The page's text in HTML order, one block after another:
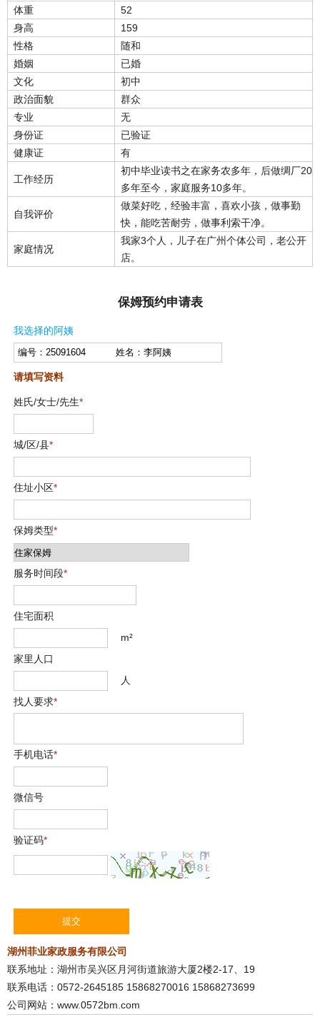
体重
52
身高
159
性格
随和
婚姻
已婚
文化
初中
政治面貌
群众
专业
无
身份证
已验证
健康证
有
工作经历
初中毕业读书之在家务农多年，后做绸厂20
多年至今，家庭服务10多年。
自我评价
做菜好吃，经验丰富，喜欢小孩，做事勤
快，能吃苦耐劳，做事利索干净。
家庭情况
我家3个人，儿子在广州个体公司，老公开
店。
保姆预约申请表
我选择的阿姨
请填写资料
姓氏/女士/先生*
城/区/县*
住址小区*
保姆类型*
服务时间段*
住宅面积
m²
家里人口
人
找人要求*
手机电话*
微信号
验证码*
湖州菲业家政服务有限公司
联系地址：湖州市吴兴区月河街道旅游大厦2楼2-17、19
联系电话：0572-2645185 15868270016 15868273699
公司网站： www.0572bm.com